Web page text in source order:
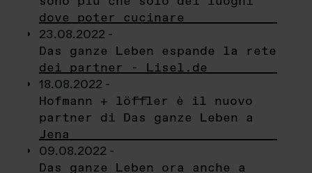
dove poter cucinare
23.08.2022 -
Das ganze Leben espande la rete
dei partner - Lisel.de
18.08.2022 -
Hofmann + löffler è il nuovo
partner di Das ganze Leben a
Jena
09.08.2022 -
Das ganze Leben ora anche a